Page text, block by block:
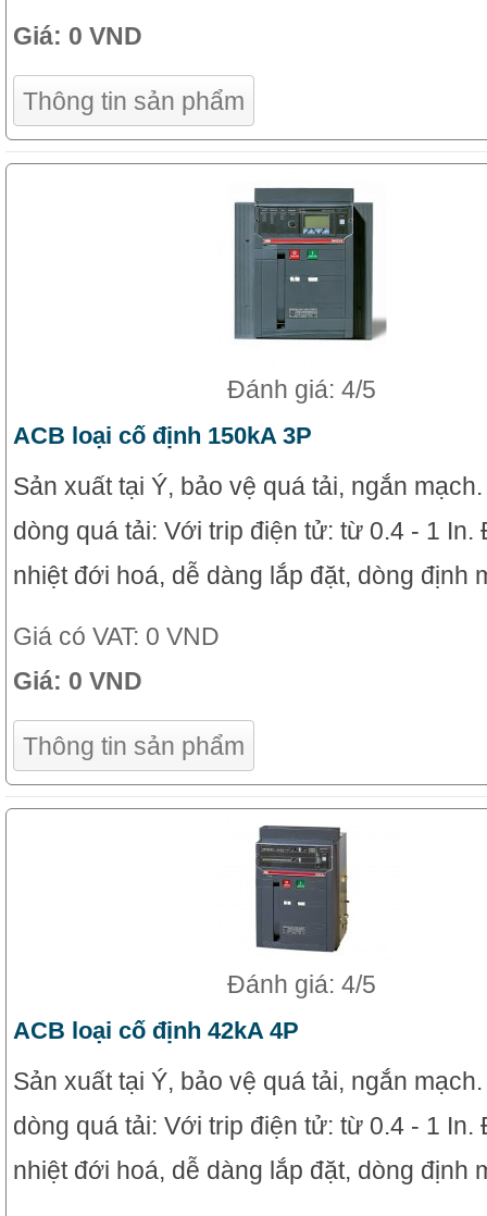
Giá: 0 VND
Thông tin sản phẩm
Đánh giá: 4/5
ACB loại cố định 150kA 3P
Sản xuất tại Ý, bảo vệ quá tải, ngắn
dòng quá tải: Với trip điện tử: từ 0.4 - 1
nhiệt đới hoá, dễ dàng lắp đặt, dòng định
Giá có VAT: 0 VND
Giá: 0 VND
Thông tin sản phẩm
Đánh giá: 4/5
ACB loại cố định 42kA 4P
Sản xuất tại Ý, bảo vệ quá tải, ngắn
dòng quá tải: Với trip điện tử: từ 0.4 - 1
nhiệt đới hoá, dễ dàng lắp đặt, dòng định